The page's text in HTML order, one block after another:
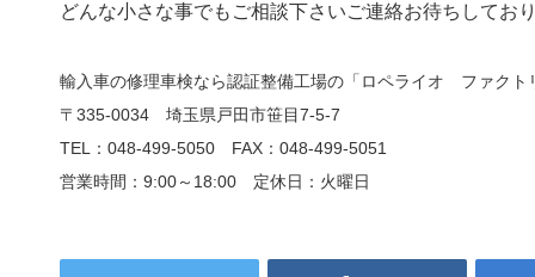
どんな小さな事でもご相談下さいご連絡お待ちしてお
輸入車の修理車検なら認証整備工場の「ロペライオ ファクト
〒335-0034 埼玉県戸田市笹目7-5-7
TEL：048-499-5050 FAX：048-499-5051
営業時間：9:00～18:00 定休日：火曜日